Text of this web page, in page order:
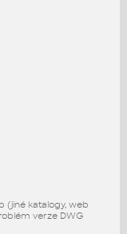
(jiné katalogy, web
verze DWG